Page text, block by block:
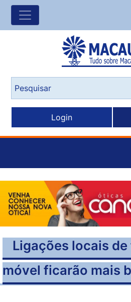
Login
Ligações locais de
móvel ficarão mais